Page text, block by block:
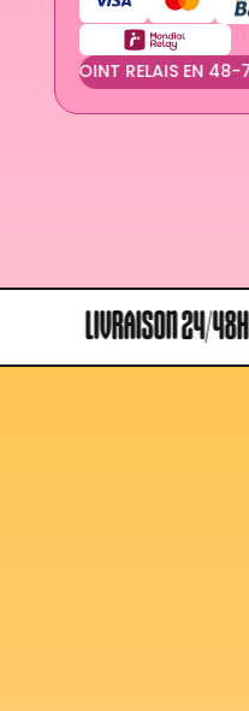
POINT RELAIS EN 48-72H -
24/48H